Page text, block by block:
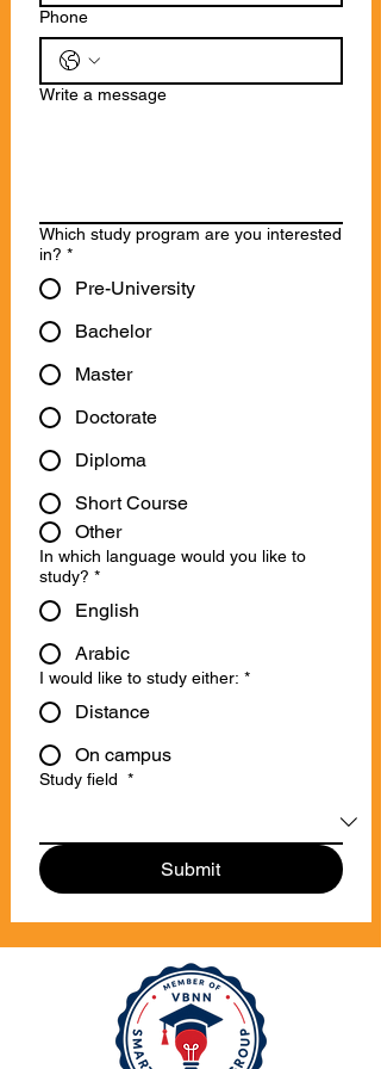
Phone
Write a message
Which study program are you interested
in? *
Pre-University
Bachelor
Master
Doctorate
Diploma
Short Course
Other
In which language would you like to
study? *
English
Arabic
I would like to study either: *
Distance
On campus
Study field *
Submit